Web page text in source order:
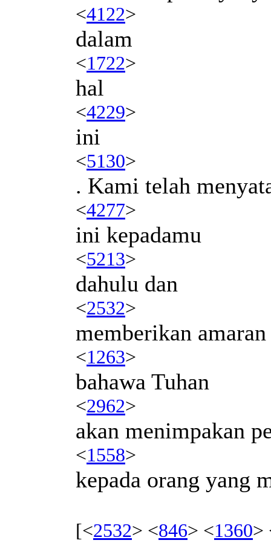
<4122>
dalam
<1722>
hal
<4229>
ini
<5130>
. Kami telah
<4277>
ini kepadamu
<5213>
dahulu dan
<2532>
memberikan amaran
<1263>
bahawa Tuhan
<2962>
akan menimpakan
<1558>
kepada orang yang
[<2532> <846> <1360>